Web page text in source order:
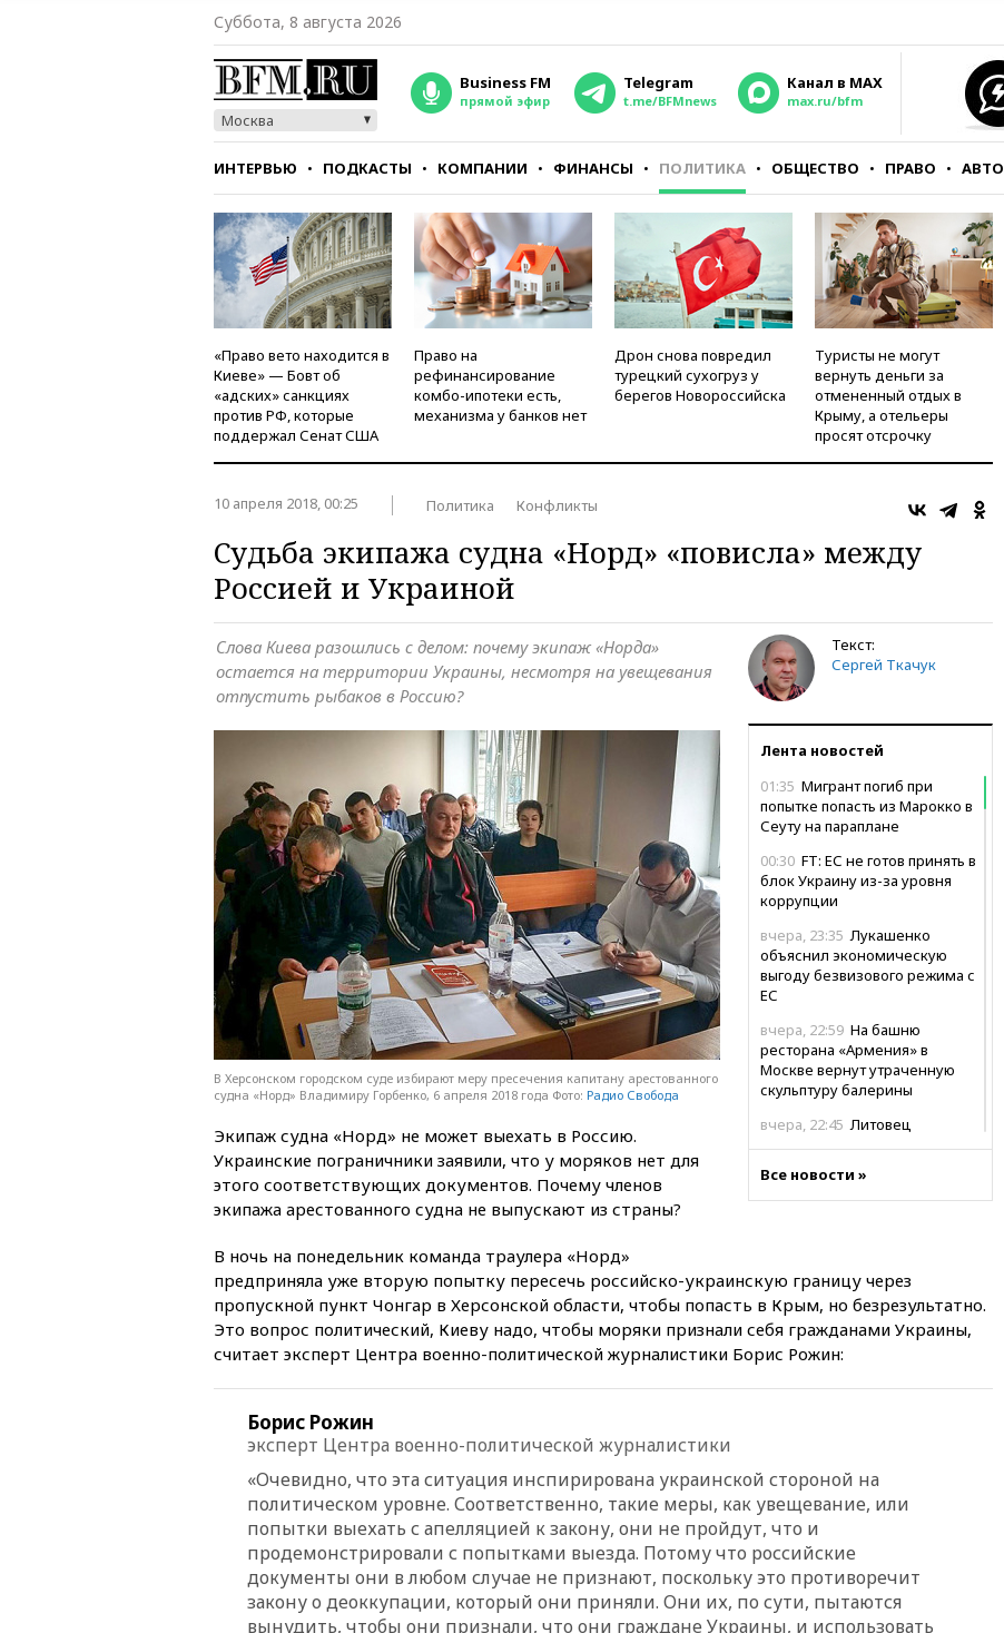
Суббота, 8 августа 2026
Москва
Business FM
прямой эфир
Telegram
t.me/BFMnews
Канал в MAX
max.ru/bfm
ИНТЕРВЬЮ ПОДКАСТЫ КОМПАНИИ ФИНАНСЫ ПОЛИТИКА ОБЩЕСТВО ПРАВО АВТО
СТИЛЬ ТЕСТЫ
«Право вето находится в
Киеве» — Бовт об
«адских» санкциях
против РФ, которые
поддержал Сенат США
Право на
рефинансирование
комбо-ипотеки есть,
механизма у банков нет
Дрон снова повредил
турецкий сухогруз у
берегов Новороссийска
Туристы не могут
вернуть деньги за
отмененный отдых в
Крыму, а отельеры
просят отсрочку
10 апреля 2018, 00:25 Политика Конфликты
Судьба экипажа судна «Норд» «повисла» между
Россией и Украиной
Текст:
Сергей Ткачук
Лента новостей
01:35 Мигрант погиб при
попытке попасть из Марокко в
Сеуту на параплане
00:30 FT: ЕС не готов принять в
блок Украину из-за уровня
коррупции
вчера, 23:35 Лукашенко
объяснил экономическую
выгоду безвизового режима с
ЕС
вчера, 22:59 На башню
ресторана «Армения» в
Москве вернут утраченную
скульптуру балерины
вчера, 22:45 Литовец
вчера, 22:28Бессент
вчера, 22:15Три человека
получили ножевые ранения
при нападении в Чехии
выделить средства на новые
отказал Украине в
использовании Starlink для
атак вглубь РФ
вчера, 21:35После пожара на
складе в Брянске возбудили
уголовное дело
Все новости »
Слова Киева разошлись с делом: почему экипаж «Норда»
остается на территории Украины, несмотря на увещевания
отпустить рыбаков в Россию?
В Херсонском городском суде избирают меру пресечения капитану арестованного
судна «Норд» Владимиру Горбенко, 6 апреля 2018 года Фото: Радио Свобода
Экипаж судна «Норд» не может выехать в Россию.
Украинские пограничники заявили, что у моряков нет для
этого соответствующих документов. Почему членов
экипажа арестованного судна не выпускают из страны?
В ночь на понедельник команда траулера «Норд»
предприняла уже вторую попытку пересечь российско-украинскую границу через
пропускной пункт Чонгар в Херсонской области, чтобы попасть в Крым, но безрезультатно.
Это вопрос политический, Киеву надо, чтобы моряки признали себя гражданами Украины,
считает эксперт Центра военно-политической журналистики Борис Рожин:
Борис Рожин
эксперт Центра военно-политической журналистики
«Очевидно, что эта ситуация инспирирована украинской стороной на
политическом уровне. Соответственно, такие меры, как увещевание, или
попытки выехать с апелляцией к закону, они не пройдут, что и
продемонстрировали с попытками выезда. Потому что российские
документы они в любом случае не признают, поскольку это противоречит
закону о деоккупации, который они приняли. Они их, по сути, пытаются
вынудить, чтобы они признали, что они граждане Украины, и использовать